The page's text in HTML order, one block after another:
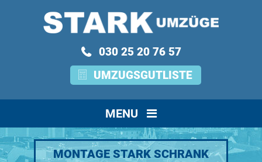
030 25 20 76 57
UMZUGSGUTLISTE
MENU
MONTAGE STARK SCHRANK